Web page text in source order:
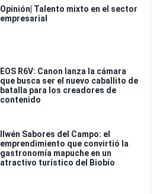
Opinión| Talento mixto en el sector
empresarial
EOS R6V: Canon lanza la cámara
que busca ser el nuevo caballito de
batalla para los creadores de
contenido
Ilwén Sabores del Campo: el
emprendimiento que convirtió la
gastronomía mapuche en un
atractivo turístico del Biobío